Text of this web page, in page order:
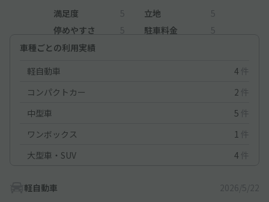
満足度 5 立地
5
停めやすさ
5 駐車料金
5
車種ごとの利用実績
軽自動車
4 件
コンパクトカー
2 件
中型車
5 件
ワンボックス
1 件
大型車・SUV
4 件
軽自動車 2026/5/22